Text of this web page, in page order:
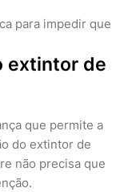
para impedir que
extintor de
que permite a
do extintor de
não precisa que